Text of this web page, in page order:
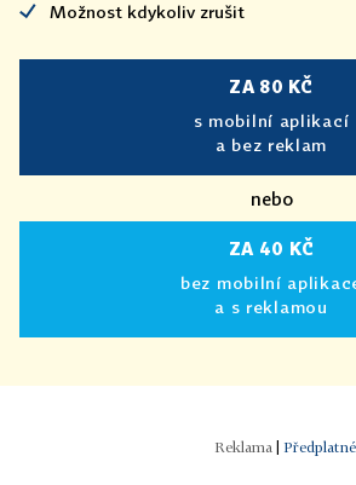
Možnost kdykoliv zrušit
ZA 80 KČ
s mobilní aplikací
a bez reklam
nebo
ZA 40 KČ
bez mobilní
a s reklamou